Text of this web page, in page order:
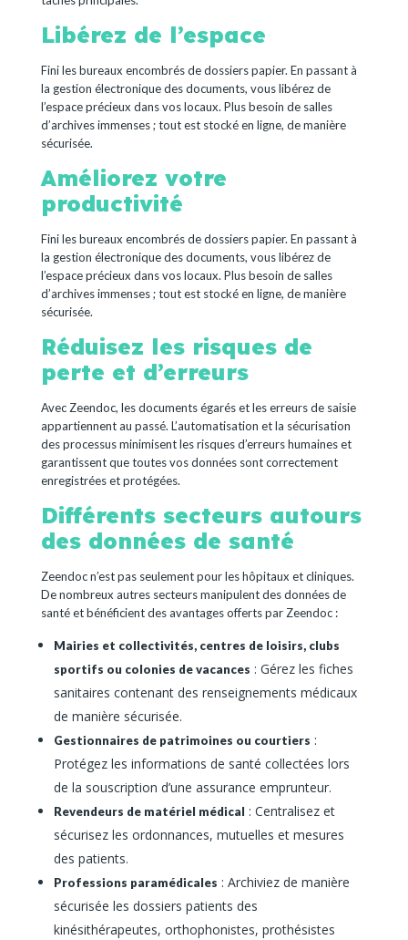
Libérez de l’espace
Fini les bureaux encombrés de dossiers papier. En passant à
la gestion électronique des documents, vous libérez de
l’espace précieux dans vos locaux. Plus besoin de salles
d’archives immenses ; tout est stocké en ligne, de manière
sécurisée.
Améliorez votre
productivité
Fini les bureaux encombrés de dossiers papier. En passant à
la gestion électronique des documents, vous libérez de
l’espace précieux dans vos locaux. Plus besoin de salles
d’archives immenses ; tout est stocké en ligne, de manière
sécurisée.
Réduisez les risques de
perte et d’erreurs
Avec Zeendoc, les documents égarés et les erreurs de saisie
appartiennent au passé. L’automatisation et la sécurisation
des processus minimisent les risques d’erreurs humaines et
garantissent que toutes vos données sont correctement
enregistrées et protégées.
Différents secteurs autours
des données de santé
Zeendoc n’est pas seulement pour les hôpitaux et cliniques.
De nombreux autres secteurs manipulent des données de
santé et bénéficient des avantages offerts par Zeendoc :
Mairies et collectivités, centres de loisirs, clubs
sportifs ou colonies de vacances : Gérez les fiches
sanitaires contenant des renseignements médicaux
de manière sécurisée.
Gestionnaires de patrimoines ou courtiers :
Protégez les informations de santé collectées lors
de la souscription d’une assurance emprunteur.
Revendeurs de matériel médical : Centralisez et
sécurisez les ordonnances, mutuelles et mesures
des patients.
Professions paramédicales : Archiviez de manière
sécurisée les dossiers patients des
kinésithérapeutes, orthophonistes, prothésistes